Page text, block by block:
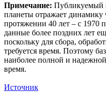
Примечание: Публикуемый
планеты отражает
протяжении 40 лет – с
данные более поздних лет
поскольку для сбора,
требуется время. Поэтому
наиболее полной и
время.
Источник